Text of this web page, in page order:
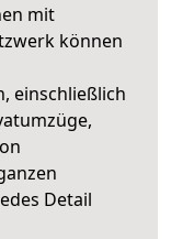
mit
können
einschließlich
Detail